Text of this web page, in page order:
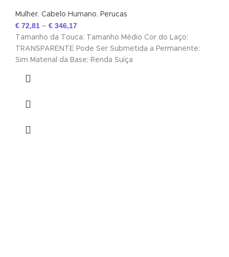
Mulher, Cabelo Humano, Perucas
€ 72,81 – € 346,17
Tamanho da Touca: Tamanho Médio Cor do Laço:
TRANSPARENTE Pode Ser Submetida a Permanente:
Sim Material da Base: Renda Suíça